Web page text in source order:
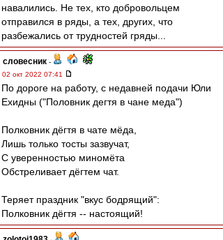
навалились. Не тех, кто добровольцем
отправился в ряды, а тех, других, что
разбежались от трудностей гряды...
словесник -
02 окт 2022 07:41
По дороге на работу, с недавней подачи Юли
Ехидны ("Половник дегтя в чане меда")
Полковник дёгтя в чате мёда,
Лишь только тосты зазвучат,
С уверенностью миномёта
Обстреливает дёгтем чат.
Теряет праздник "вкус бодрящий":
Полковник дёгтя -- настоящий!